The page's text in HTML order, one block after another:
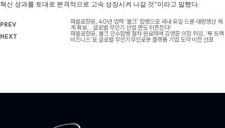
혁신 성과를 토대로 본격적으로 고속 성장시켜 나갈 것”이라고 말했다.
PREV
파블로항공, 40년 업력 ‘볼크’ 합병으로 국내 유일 드론 대량생산 체
계 확보… 글로벌 무인기 산업 판도 뒤흔든다!
NEXT
파블로항공, 볼크 인수합병 절차 완료하며 김영준 의장 취임, ‘투 트랙
비즈니스’로 글로벌 무인기·무인로봇 플랫폼 기업 도약 비전 선포